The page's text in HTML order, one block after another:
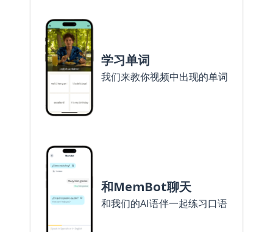
学习单词
我们来教你视频中出现的单词
和MemBot聊天
和我们的AI语伴一起练习口语